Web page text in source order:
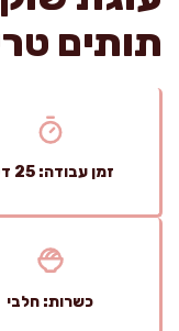
תותים
זמן עבודה: 25 דק'
כשרות: חלבי